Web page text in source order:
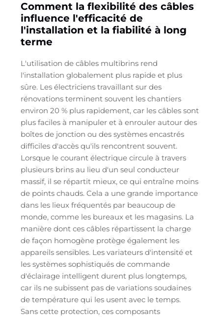
Comment la flexibilité des câbles
influence l'efficacité de
l'installation et la fiabilité à long
terme
L'utilisation de câbles multibrins rend
l'installation globalement plus rapide et plus
sûre. Les électriciens travaillant sur des
rénovations terminent souvent les chantiers
environ 20 % plus rapidement, car les câbles sont
plus faciles à manipuler et à enrouler autour des
boîtes de jonction ou des systèmes encastrés
difficiles d'accès qu'ils rencontrent souvent.
Lorsque le courant électrique circule à travers
plusieurs brins au lieu d'un seul conducteur
massif, il se répartit mieux, ce qui entraîne moins
de points chauds. Cela a une grande importance
dans les lieux fréquentés par beaucoup de
monde, comme les bureaux et les magasins. La
manière dont ces câbles répartissent la charge
de façon homogène protège également les
appareils sensibles. Les variateurs d'intensité et
les systèmes sophistiqués de commande
d'éclairage intelligent durent plus longtemps,
car ils ne subissent pas de variations soudaines
de température qui les usent avec le temps.
Sans cette protection, ces composants